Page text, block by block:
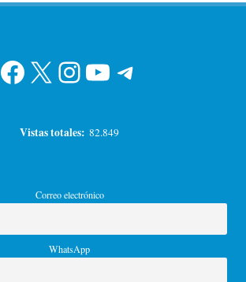
Facebook
X Instagram
YouTube
Telegram
Vistas totales: 82.849
Correo electrónico
WhatsApp